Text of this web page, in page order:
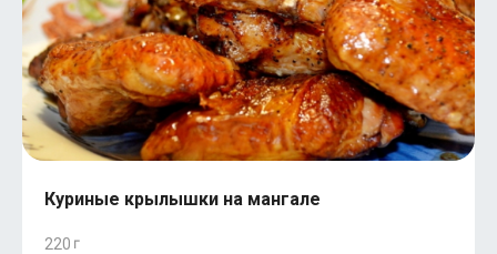
Куриные крылышки на мангале
220